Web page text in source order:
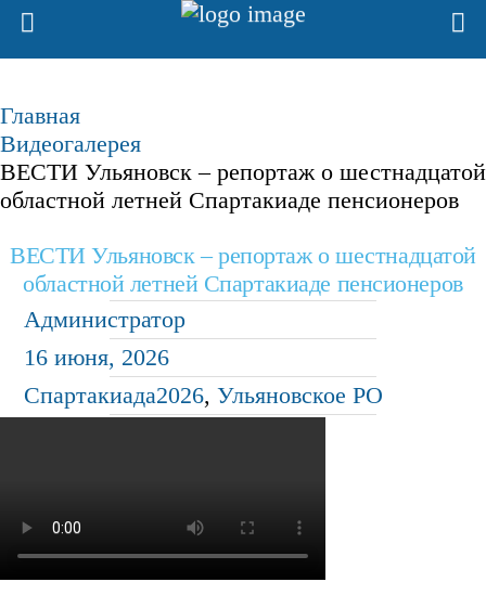
Главная
Видеогалерея
ВЕСТИ Ульяновск – репортаж о шестнадцатой
областной летней Спартакиаде пенсионеров
ВЕСТИ Ульяновск – репортаж о шестнадцатой
областной летней Спартакиаде пенсионеров
Администратор
16 июня, 2026
Спартакиада2026, Ульяновское РО